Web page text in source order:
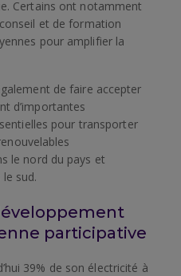
Certains ont notamment
et de formation
pour amplifier la
de faire accepter
d’importantes
pour transporter
le nord du pays et
sud.
participative
39% de son électricité à